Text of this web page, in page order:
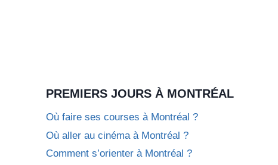
PREMIERS JOURS À MONTRÉAL
Où faire ses courses à Montréal ?
Où aller au cinéma à Montréal ?
Comment s’orienter à Montréal ?